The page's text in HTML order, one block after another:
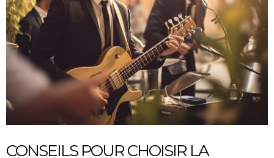
CONSEILS POUR CHOISIR LA